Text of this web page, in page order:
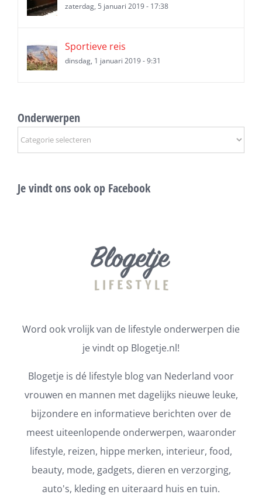
zaterdag, 5 januari 2019 - 17:38
Sportieve reis
dinsdag, 1 januari 2019 - 9:31
Onderwerpen
Onderwerpen
Je vindt ons ook op Facebook
Word ook vrolijk van de lifestyle onderwerpen die
je vindt op Blogetje.nl!
Blogetje is dé lifestyle blog van Nederland voor
vrouwen en mannen met dagelijks nieuwe leuke,
bijzondere en informatieve berichten over de
meest uiteenlopende onderwerpen, waaronder
lifestyle, reizen, hippe merken, interieur, food,
beauty, mode, gadgets, dieren en verzorging,
auto's, kleding en uiteraard huis en tuin.